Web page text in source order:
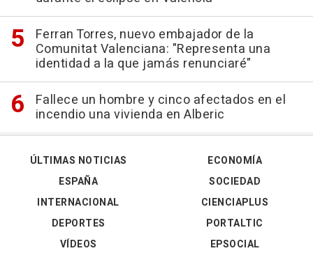
Ferran Torres, nuevo embajador de la
Comunitat Valenciana: "Representa una
identidad a la que jamás renunciaré"
Fallece un hombre y cinco afectados en el
incendio una vivienda en Alberic
ÚLTIMAS NOTICIAS
ESPAÑA
INTERNACIONAL
DEPORTES
VÍDEOS
ECONOMÍA
SOCIEDAD
CIENCIAPLUS
PORTALTIC
EPSOCIAL